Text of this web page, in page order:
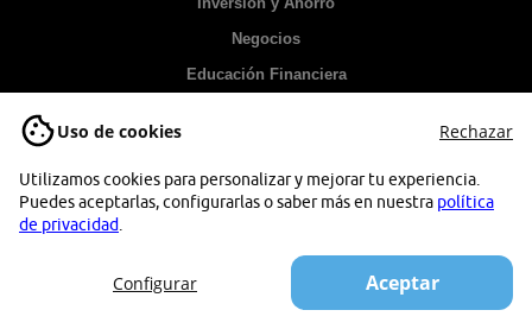
Uso de cookies Rechazar
Utilizamos cookies para personalizar y mejorar tu experiencia.
Puedes aceptarlas, configurarlas o saber más en nuestra política
de privacidad
Aceptar
Configurar
Negocios
Educación Financiera
Categorías
(340) Educación Financiera Hipotecas